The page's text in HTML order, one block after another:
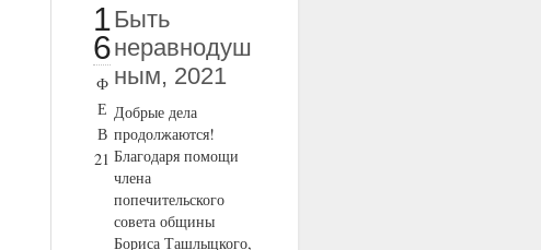
1
6
Ф
Е
В
21
Быть
неравнодуш
ным, 2021
Добрые дела
продолжаются!
Благодаря помощи
члена
попечительского
совета общины
Бориса Ташлыцкого,